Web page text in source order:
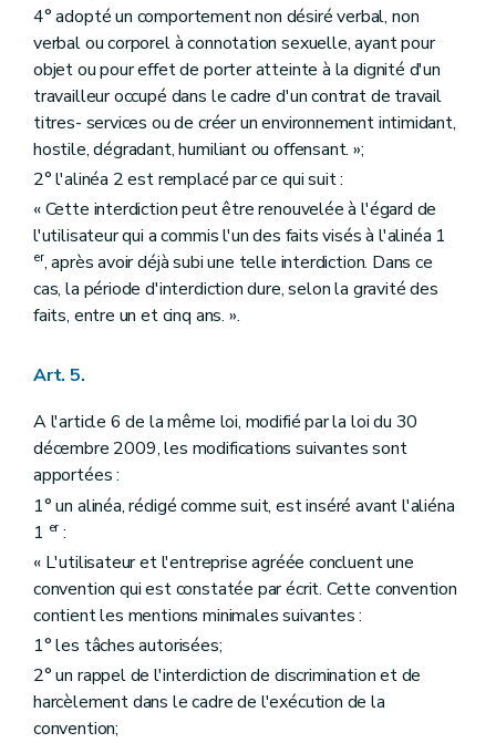
4° adopté un comportement non désiré verbal, non
verbal ou corporel à connotation sexuelle, ayant pour
objet ou pour effet de porter atteinte à la dignité d'un
travailleur occupé dans le cadre d'un contrat de travail
titres- services ou de créer un environnement intimidant,
hostile, dégradant, humiliant ou offensant. »;
2° l'alinéa 2 est remplacé par ce qui suit :
« Cette interdiction peut être renouvelée à l'égard de
l'utilisateur qui a commis l'un des faits visés à l'alinéa 1
er, après avoir déjà subi une telle interdiction. Dans ce
cas, la période d'interdiction dure, selon la gravité des
faits, entre un et cinq ans. ».
Art. 5.
A l'article 6 de la même loi, modifié par la loi du 30
décembre 2009, les modifications suivantes sont
apportées :
1° un alinéa, rédigé comme suit, est inséré avant l'aliéna
1 er:
« L'utilisateur et l'entreprise agréée concluent une
convention qui est constatée par écrit. Cette convention
contient les mentions minimales suivantes :
1° les tâches autorisées;
2° un rappel de l'interdiction de discrimination et de
harcèlement dans le cadre de l'exécution de la
convention;